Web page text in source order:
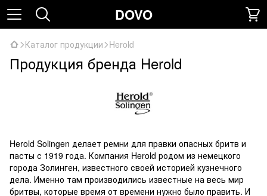
DOVO
Каталог продукции Herold
Продукция бренда Herold
Herold Solingen делает ремни для правки опасных бритв и
пасты с 1919 года. Компания Herold родом из немецкого
города Золинген, известного своей историей кузнечного
дела. Именно там производились известные на весь мир
бритвы, которые время от времени нужно было править. И